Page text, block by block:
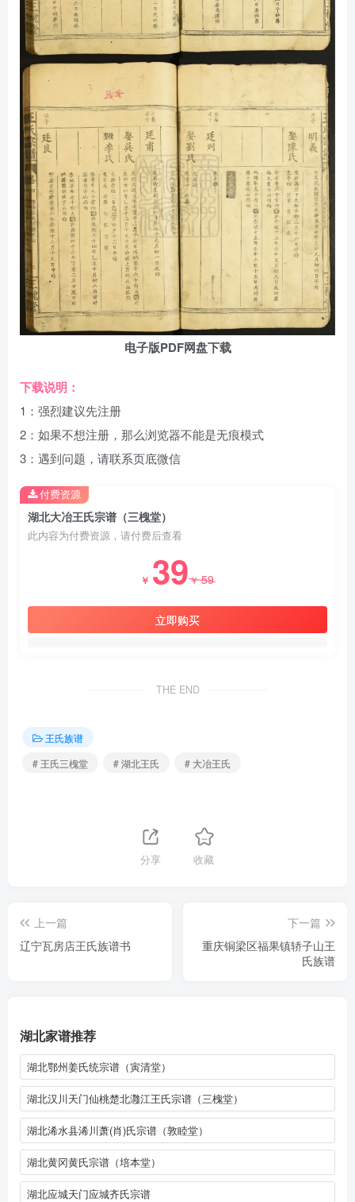
电子版PDF网盘下载
下载说明：
1：强烈建议先注册
2：如果不想注册，那么浏览器不能是无痕模式
3：遇到问题，请联系页底微信
湖北大冶王氏宗谱（三槐堂）
此内容为付费资源，请付费后查看
￥ 39￥59
立即购买
付费资源
THE END
王氏族谱
# 王氏三槐堂
# 湖北王氏 # 大冶王氏
分享 收藏
上一篇
辽宁瓦房店王氏族谱书
下一篇
重庆铜梁区福果镇轿子山王
氏族谱
湖北家谱推荐
湖北鄂州姜氏统宗谱（寅清堂）
湖北汉川天门仙桃楚北灉江王氏宗谱（三槐堂）
湖北浠水县浠川萧(肖)氏宗谱（敦睦堂）
湖北黄冈黄氏宗谱（培本堂）
湖北应城天门应城齐氏宗谱